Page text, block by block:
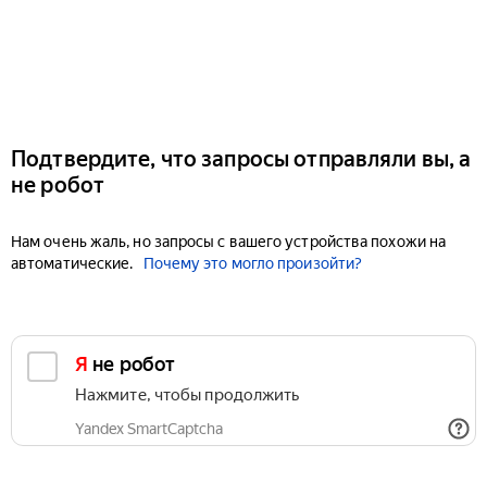
Подтвердите, что запросы отправляли вы, а
не робот
Нам очень жаль, но запросы с вашего устройства похожи на
автоматические.
Почему это могло произойти?
Я не робот
Нажмите, чтобы продолжить
Yandex SmartCaptcha